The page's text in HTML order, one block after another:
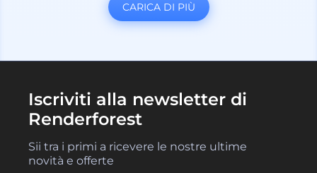
CARICA DI PIÙ
Iscriviti alla newsletter di
Renderforest
Sii tra i primi a ricevere le nostre ultime
novità e offerte